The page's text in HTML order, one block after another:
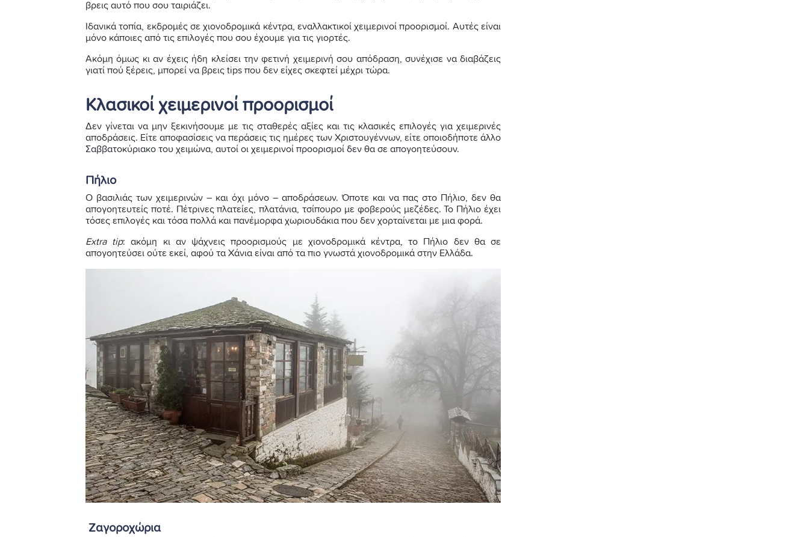
βρεις αυτό που σου ταιριάζει.
Ιδανικά τοπία, εκδρομές σε χιονοδρομικά κέντρα, εναλλακτικοί χειμερινοί προορισμοί. Αυτές είναι
μόνο κάποιες από τις επιλογές που σου έχουμε για τις γιορτές.
Ακόμη όμως κι αν έχεις ήδη κλείσει την φετινή χειμερινή σου απόδραση, συνέχισε να διαβάζεις
γιατί πού ξέρεις, μπορεί να βρεις tips που δεν είχες σκεφτεί μέχρι τώρα.
Κλασικοί χειμερινοί προορισμοί
Δεν γίνεται να μην ξεκινήσουμε με τις σταθερές αξίες και τις κλασικές επιλογές για χειμερινές
αποδράσεις. Είτε αποφασίσεις να περάσεις τις ημέρες των Χριστουγέννων, είτε οποιοδήποτε άλλο
Σαββατοκύριακο του χειμώνα, αυτοί οι χειμερινοί προορισμοί δεν θα σε απογοητεύσουν.
Πήλιο
Ο βασιλιάς των χειμερινών – και όχι μόνο – αποδράσεων. Όποτε και να πας στο Πήλιο, δεν θα
απογοητευτείς ποτέ. Πέτρινες πλατείες, πλατάνια, τσίπουρο με φοβερούς μεζέδες. Το Πήλιο έχει
τόσες επιλογές και τόσα πολλά και πανέμορφα χωριουδάκια που δεν χορταίνεται με μια φορά.
Extra tip: ακόμη κι αν ψάχνεις προορισμούς με χιονοδρομικά κέντρα, το Πήλιο δεν θα σε
απογοητεύσει ούτε εκεί, αφού τα Χάνια είναι από τα πιο γνωστά χιονοδρομικά στην Ελλάδα.
Ζαγοροχώρια